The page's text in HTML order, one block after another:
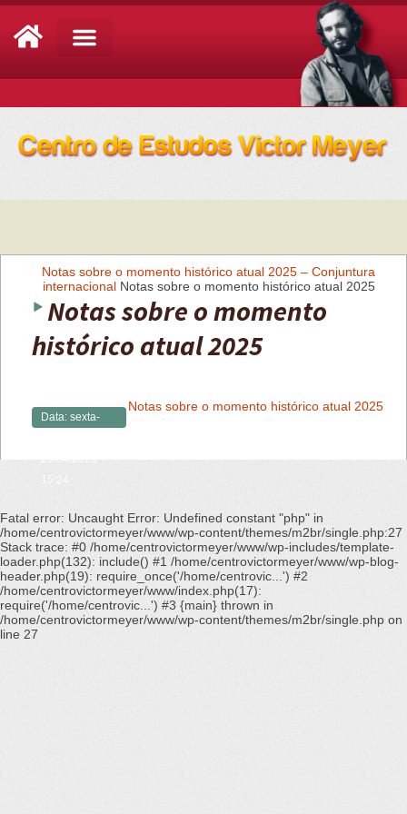
Notas sobre o momento histórico atual 2025 – Conjuntura
internacional Notas sobre o momento histórico atual 2025
Notas sobre o momento
histórico atual 2025
Data: sexta-
25/04/2025 -
15:24
Notas sobre o momento histórico atual 2025
Fatal error: Uncaught Error: Undefined constant "php" in
/home/centrovictormeyer/www/wp-content/themes/m2br/single.php:27
Stack trace: #0 /home/centrovictormeyer/www/wp-includes/template-
loader.php(132): include() #1 /home/centrovictormeyer/www/wp-blog-
header.php(19): require_once('/home/centrovic...') #2
/home/centrovictormeyer/www/index.php(17):
require('/home/centrovic...') #3 {main} thrown in
/home/centrovictormeyer/www/wp-content/themes/m2br/single.php on
line 27